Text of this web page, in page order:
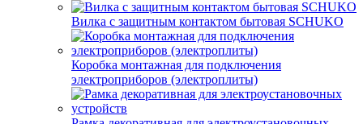
Вилка с защитным контактом бытовая SCHUKO
Коробка монтажная для подключения
электроприборов (электроплиты)